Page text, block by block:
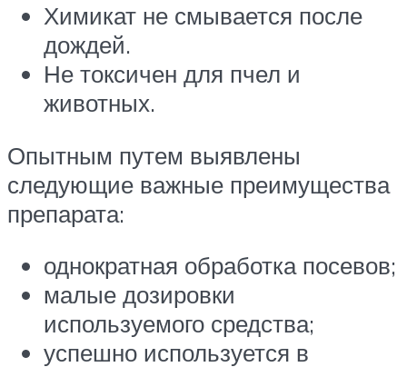
Химикат не смывается после
дождей.
Не токсичен для пчел и
животных.
Опытным путем выявлены
следующие важные преимущества
препарата:
однократная обработка посевов;
малые дозировки
используемого средства;
успешно используется в